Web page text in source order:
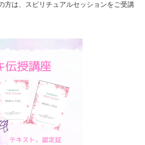
方は、スピリチュアルセッションをご受講